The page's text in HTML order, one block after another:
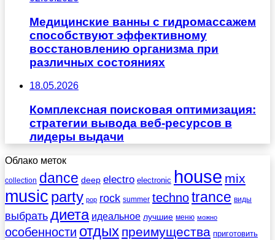
Медицинские ванны с гидромассажем
способствуют эффективному
восстановлению организма при
различных состояниях
18.05.2026
Комплексная поисковая оптимизация:
стратегии вывода веб-ресурсов в
лидеры выдачи
Облако меток
collection dance deep electro electronic house mix
music party pop rock summer technotrance виды
выбратьдиета идеальное лучшие меню можно
особенности отдых преимущества приготовить